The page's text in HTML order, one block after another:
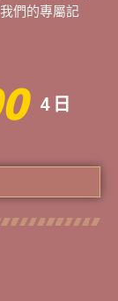
們的專屬記
4日